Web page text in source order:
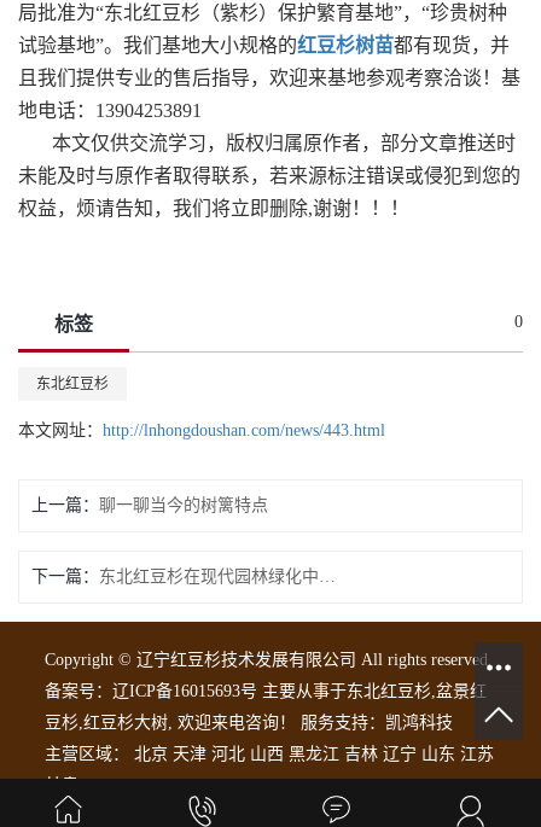
局批准为“东北红豆杉（紫杉）保护繁育基地”，“珍贵树种
试验基地”。我们基地大小规格的红豆杉树苗都有现货，并
且我们提供专业的售后指导，欢迎来基地参观考察洽谈！基
地电话：13904253891
本文仅供交流学习，版权归属原作者，部分文章推送时
未能及时与原作者取得联系，若来源标注错误或侵犯到您的
权益，烦请告知，我们将立即删除,谢谢！！！
标签 0
东北红豆杉
本文网址： http://lnhongdoushan.com/news/443.html
上一篇： 聊一聊当今的树篱特点
下一篇：
Copyright © 辽宁红豆杉技术发展有限公司 All rights reserved
备案号：辽ICP备16015693号 主要从事于东北红豆杉 ,盆景红
豆杉 ,红豆杉大树 , 欢迎来电咨询！ 服务支持： 凯鸿科技
主营区域：北京 天津 河北 山西 黑龙江 吉林 辽宁 山东 江苏
热推信息 企业分站|网站地图 |XML